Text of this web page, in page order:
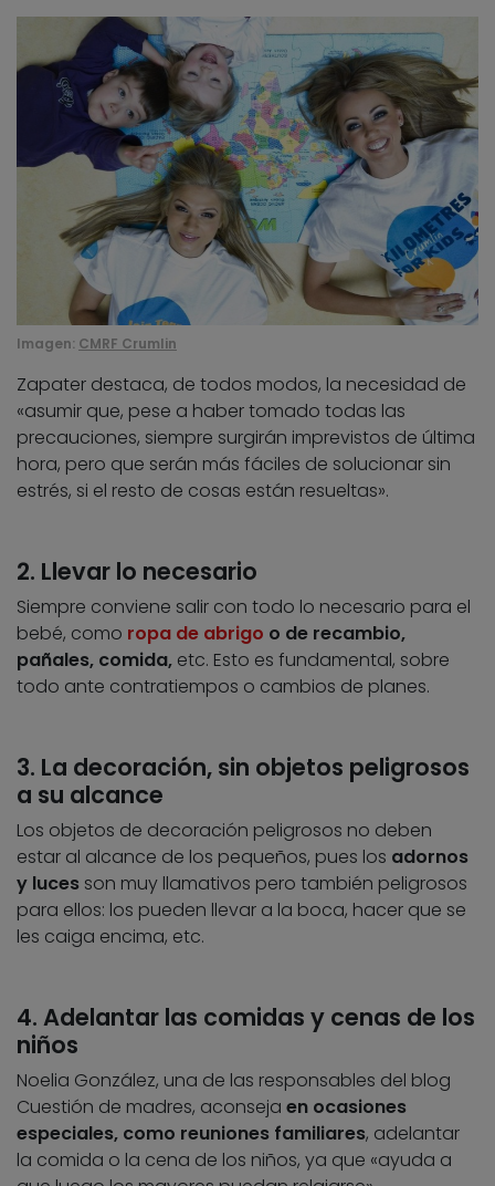
Imagen: CMRF Crumlin
Zapater destaca, de todos modos, la necesidad de
«asumir que, pese a haber tomado todas las
precauciones, siempre surgirán imprevistos de última
hora, pero que serán más fáciles de solucionar sin
estrés, si el resto de cosas están resueltas».
2. Llevar lo necesario
Siempre conviene salir con todo lo necesario para el
bebé, como ropa de abrigo o de recambio,
pañales, comida, etc. Esto es fundamental, sobre
todo ante contratiempos o cambios de planes.
3. La decoración, sin objetos peligrosos
a su alcance
Los objetos de decoración peligrosos no deben
estar al alcance de los pequeños, pues los adornos
y luces son muy llamativos pero también peligrosos
para ellos: los pueden llevar a la boca, hacer que se
les caiga encima, etc.
4. Adelantar las comidas y cenas de los
niños
Noelia González, una de las responsables del blog
Cuestión de madres, aconseja en ocasiones
especiales, como reuniones familiares, adelantar
la comida o la cena de los niños, ya que «ayuda a